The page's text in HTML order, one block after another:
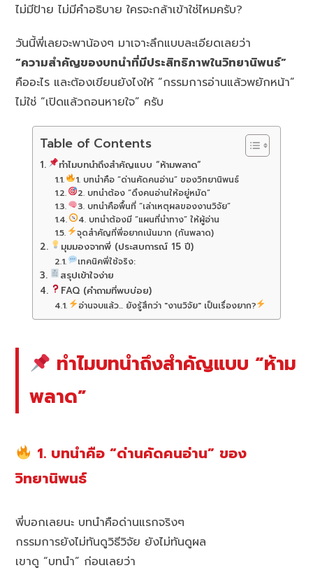
ไม่มีป้าย ไม่มีคำอธิบาย ใครจะกล้าเข้าใช่ไหมครับ?
วันนี้พี่เลยจะพาน้องๆ มาเจาะลึกแบบละเอียดเลยว่า
“ความสำคัญของบทนำที่มีประสิทธิภาพในวิทยานิพนธ์”
คืออะไร และต้องเขียนยังไงให้ “กรรมการอ่านแล้วพยักหน้า”
ไม่ใช่ “เปิดแล้วถอนหายใจ” ครับ
Table of Contents
ทำไมบทนำถึงสำคัญแบบ “ห้ามพลาด”
1. บทนำคือ “ด่านคัดคนอ่าน” ของวิทยานิพนธ์
2. บทนำต้อง “ดึงคนอ่านให้อยู่หมัด”
3. บทนำคือพื้นที่ “เล่าเหตุผลของงานวิจัย”
4. บทนำต้องมี “แผนที่นำทาง” ให้ผู้อ่าน
จุดสำคัญที่พี่อยากเน้นมาก (กันพลาด)
มุมมองจากพี่ (ประสบการณ์ 15 ปี)
เทคนิคพี่ใช้จริง:
สรุปเข้าใจง่าย
FAQ (คำถามที่พบบ่อย)
อ่านจบแล้ว... ยังรู้สึกว่า "งานวิจัย" เป็นเรื่องยาก?
ทำไมบทนำถึงสำคัญแบบ “ห้าม
พลาด”
1. บทนำคือ “ด่านคัดคนอ่าน” ของ
วิทยานิพนธ์
พี่บอกเลยนะ บทนำคือด่านแรกจริงๆ
กรรมการยังไม่ทันดูวิธีวิจัย ยังไม่ทันดูผล
เขาดู “บทนำ” ก่อนเลยว่า